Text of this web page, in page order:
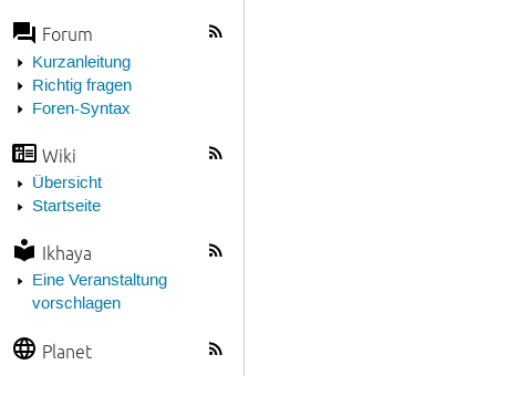
Forum
Kurzanleitung
Richtig fragen
Foren-Syntax
Wiki
Übersicht
Startseite
Ikhaya
Eine Veranstaltung
vorschlagen
Planet